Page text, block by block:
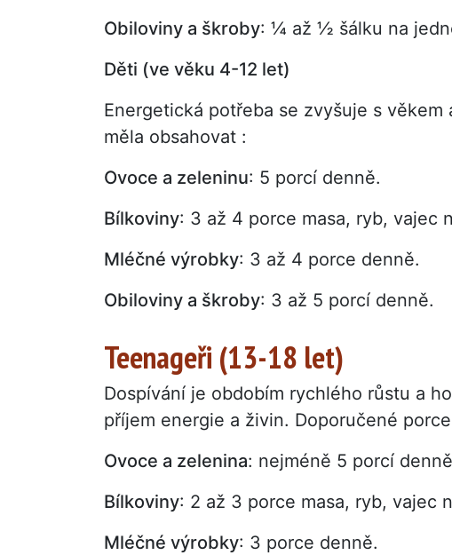
Obiloviny a škroby: ¼ až ½ šálku na
Děti (ve věku 4-12 let)
Energetická potřeba se zvyšuje s
měla obsahovat :
Ovoce a zeleninu: 5 porcí denně.
Bílkoviny: 3 až 4 porce masa, ryb, vajec
Mléčné výrobky: 3 až 4 porce denně.
Obiloviny a škroby: 3 až 5 porcí denně.
Teenageři (13-18 let)
Dospívání je obdobím rychlého růstu a
příjem energie a živin. Doporučené
Ovoce a zelenina: nejméně 5 porcí
Bílkoviny: 2 až 3 porce masa, ryb, vajec
Mléčné výrobky: 3 porce denně.